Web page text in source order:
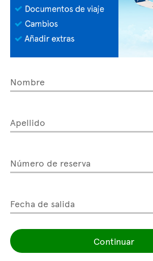
Nombre
Apellido
Número de reserva
Fecha de salida
Continuar